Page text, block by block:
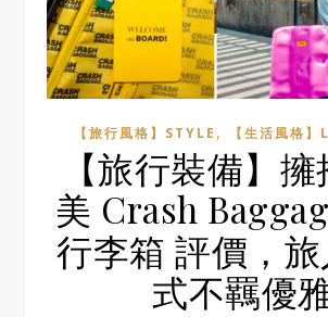
【旅行風格】STYLE , 【生活風格
【旅行裝備】
美 Crash
行李箱 評價，
式不羈優